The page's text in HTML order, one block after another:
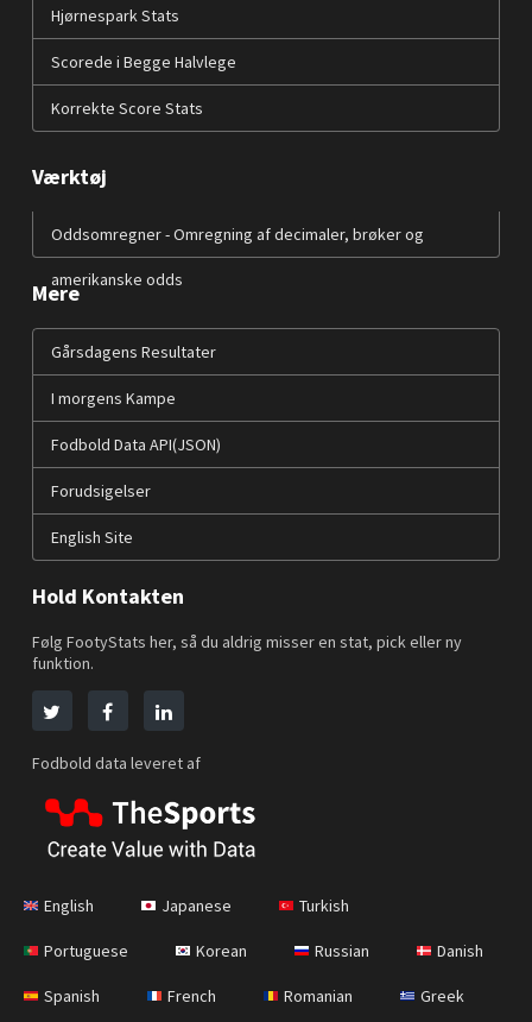
Hjørnespark Stats
Scorede i Begge Halvlege
Korrekte Score Stats
Værktøj
Oddsomregner - Omregning af decimaler, brøker og
amerikanske odds
Mere
Gårsdagens Resultater
I morgens Kampe
Fodbold Data API(JSON)
Forudsigelser
English Site
Hold Kontakten
Følg FootyStats her, så du aldrig misser en stat, pick eller ny
funktion.
Fodbold data leveret af
English Japanese Turkish
Portuguese Korean Russian Danish
Spanish French Romanian Greek